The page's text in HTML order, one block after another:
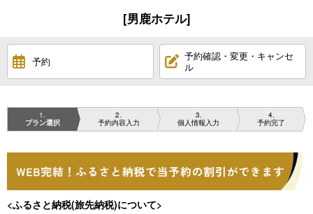
[男鹿ホテル]
予約
予約確認・変更・キャンセ
ル
1
プラン選択
2
予約内容入力
3
個人情報入力
4
予約完了
<ふるさと納税(旅先納税)について>